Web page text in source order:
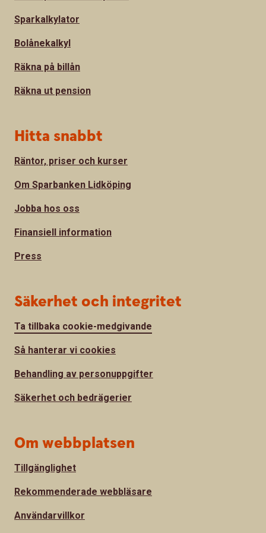
Sparkalkylator
Bolånekalkyl
Räkna på billån
Räkna ut pension
Hitta snabbt
Räntor, priser och kurser
Om Sparbanken Lidköping
Jobba hos oss
Finansiell information
Press
Säkerhet och integritet
Ta tillbaka cookie-medgivande
Så hanterar vi cookies
Behandling av personuppgifter
Säkerhet och bedrägerier
Om webbplatsen
Tillgänglighet
Rekommenderade webbläsare
Användarvillkor